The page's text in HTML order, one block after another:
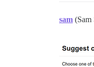
sam (Sam